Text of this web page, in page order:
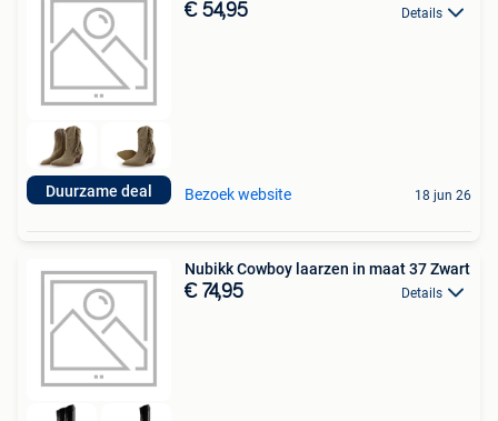
Duurzame deal
€ 54,95 Details
Bezoek website 18 jun 26
Nubikk Cowboy laarzen in maat 37 Zwart
€ 74,95 Details